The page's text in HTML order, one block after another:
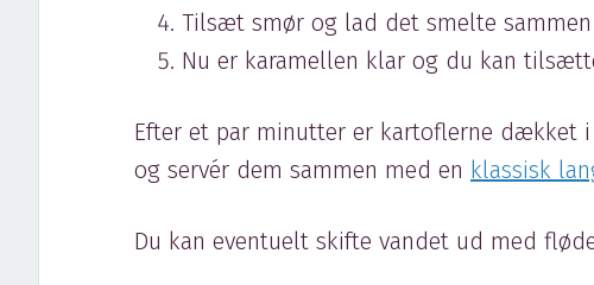
Tilsæt smør og lad det smelte
Nu er karamellen klar og du kan
Efter et par minutter er kartoflerne dækket
og servér dem sammen med en klassisk
Du kan eventuelt skifte vandet ud med